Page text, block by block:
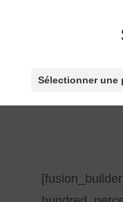
Sélectionner une